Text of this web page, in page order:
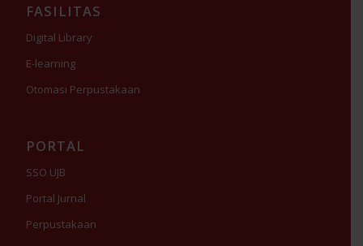
FASILITAS
Digital Library
E-learning
Otomasi Perpustakaan
PORTAL
SSO UJB
Portal Jurnal
Perpustakaan